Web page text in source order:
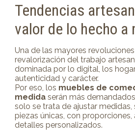
Tendencias
valor de lo hecho a
Una de las mayores
revalorización del trabajo
dominada por lo digital, los
autenticidad y carácter.
Por eso, los muebles de
medida serán más
solo se trata de ajustar medidas,
piezas únicas, con
detalles personalizados.